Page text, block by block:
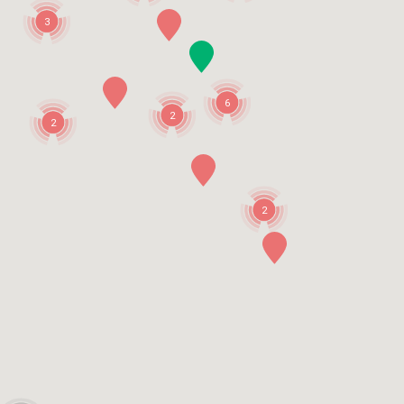
2
2
6
2
3